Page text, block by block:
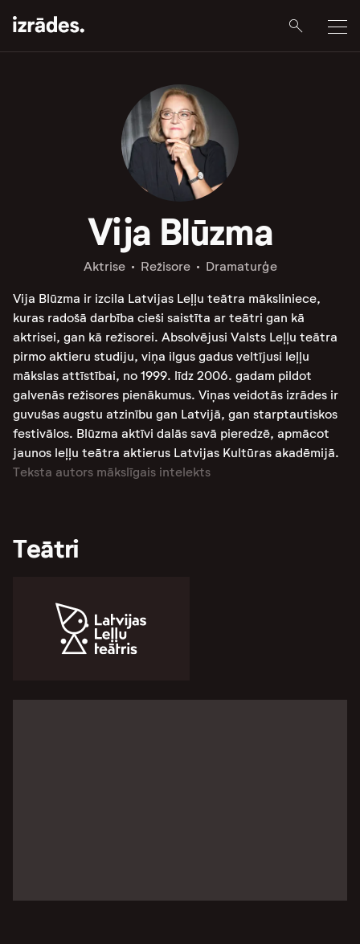
Vija Blūzma
Aktrise Režisore Dramaturģe
Vija Blūzma ir izcila Latvijas Leļļu teātra māksliniece,
kuras radošā darbība cieši saistīta ar teātri gan kā
aktrisei, gan kā režisorei. Absolvējusi Valsts Leļļu teātra
pirmo aktieru studiju, viņa ilgus gadus veltījusi leļļu
mākslas attīstībai, no 1999. līdz 2006. gadam pildot
galvenās režisores pienākumus. Viņas veidotās izrādes ir
guvušas augstu atzinību gan Latvijā, gan starptautiskos
festivālos. Blūzma aktīvi dalās savā pieredzē, apmācot
jaunos leļļu teātra aktierus Latvijas Kultūras akadēmijā.
Teksta autors mākslīgais intelekts
Teātri